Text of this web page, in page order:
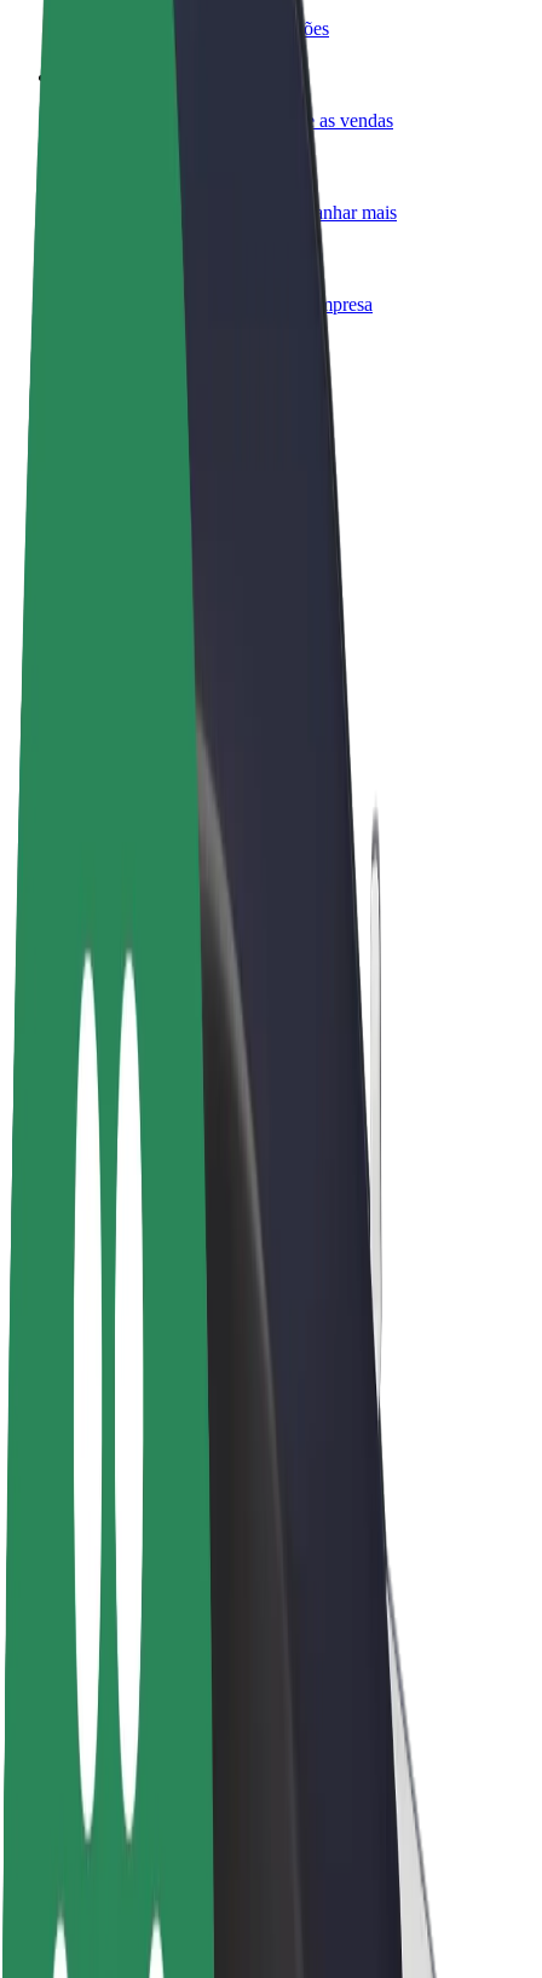
Ganhe dinheiro a entregar refeições
Chegue a mais clientes e aumente as vendas
Adicione a sua frota à Bolt para ganhar mais
Produtos da Bolt ajustados à sua empresa
Bolt for Business
Bolt Plus
Ganhe com a Bolt
Motoristas
Ganhos de motorista
Estafetas
Ganhos de estafeta
Frotas
Projeto Zero
Blog
Sala de imprensa
Diretrizes da marca
Missão
Relações com investidores
Liderança
Marca
Fundo Urbano